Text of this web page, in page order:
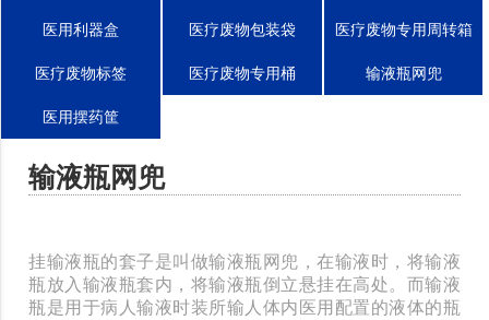
医用利器盒 医疗废物包装袋 医疗废物专用周转箱
医疗废物标签 医疗废物专用桶 输液瓶网兜
医用摆药筐
输液瓶网兜
挂输液瓶的套子是叫做输液瓶网兜，在输液时，将输液
瓶放入输液瓶套内，将输液瓶倒立悬挂在高处。而输液
瓶是用于病人输液时装所输人体内医用配置的液体的瓶